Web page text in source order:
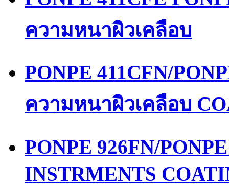
ความหนาผิวเคลือบ
PONPE 411CFN/
ความหนาผิวเคลือบ
PONPE 926FN/
INSTRMENTS